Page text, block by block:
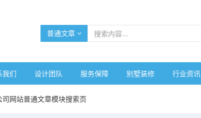
普通文章
我们 设计团队 服务保障 别墅装修 行业资讯
网站普通文章模块搜索页